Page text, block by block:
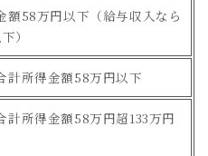
額58万円以下（給与収入なら
）
計所得金額58万円以下
計所得金額58万円超133万円